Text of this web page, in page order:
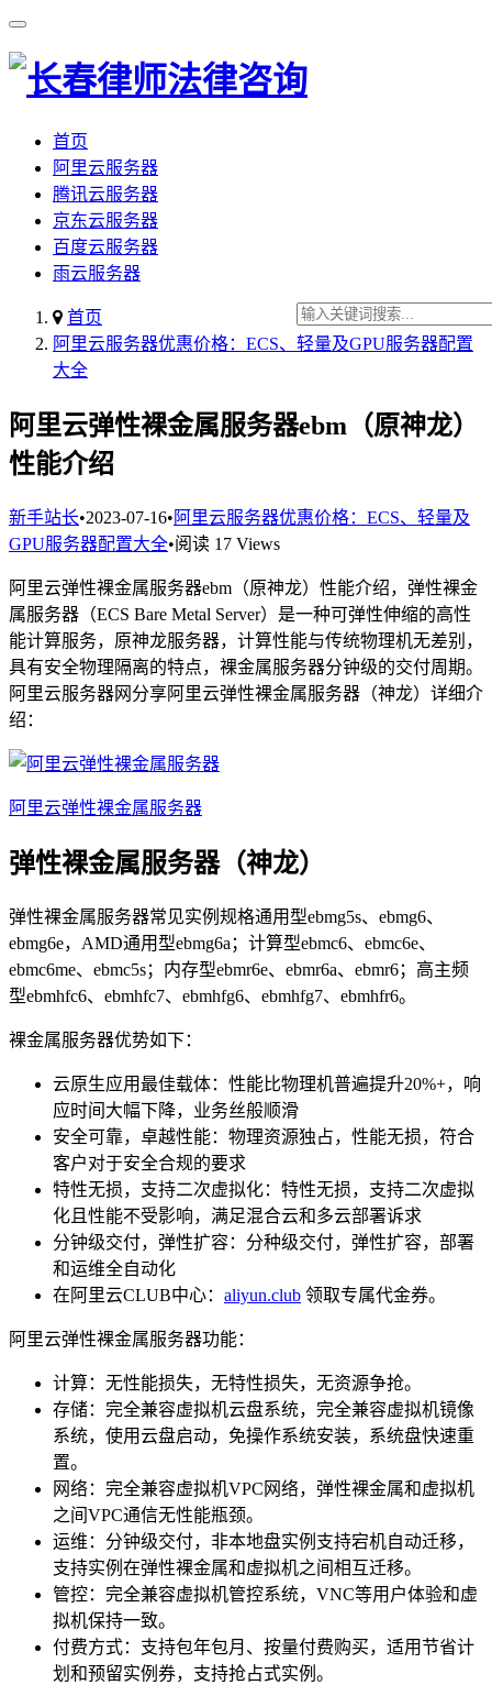
首页
阿里云服务器
腾讯云服务器
京东云服务器
百度云服务器
雨云服务器
首页
阿里云服务器优惠价格：ECS、轻量及GPU服务器配置
大全
阿里云弹性裸金属服务器ebm（原神龙）
性能介绍
新手站长•2023-07-16• 阿里云服务器优惠价格：ECS、轻量及
GPU服务器配置大全•阅读 17 Views
阿里云弹性裸金属服务器ebm（原神龙）性能介绍，弹性裸金
属服务器（ECS Bare Metal Server）是一种可弹性伸缩的高性
能计算服务，原神龙服务器，计算性能与传统物理机无差别，
具有安全物理隔离的特点，裸金属服务器分钟级的交付周期。
阿里云服务器网分享阿里云弹性裸金属服务器（神龙）详细介
绍：
阿里云弹性裸金属服务器
弹性裸金属服务器（神龙）
弹性裸金属服务器常见实例规格通用型ebmg5s、ebmg6、
ebmg6e，AMD通用型ebmg6a；计算型ebmc6、ebmc6e、
ebmc6me、ebmc5s；内存型ebmr6e、ebmr6a、ebmr6；高主频
型ebmhfc6、ebmhfc7、ebmhfg6、ebmhfg7、ebmhfr6。
裸金属服务器优势如下：
云原生应用最佳载体：性能比物理机普遍提升20%+，响
应时间大幅下降，业务丝般顺滑
安全可靠，卓越性能：物理资源独占，性能无损，符合
客户对于安全合规的要求
特性无损，支持二次虚拟化：特性无损，支持二次虚拟
化且性能不受影响，满足混合云和多云部署诉求
分钟级交付，弹性扩容：分种级交付，弹性扩容，部署
和运维全自动化
在阿里云CLUB中心： aliyun.club 领取专属代金券。
阿里云弹性裸金属服务器功能：
计算：无性能损失，无特性损失，无资源争抢。
存储：完全兼容虚拟机云盘系统，完全兼容虚拟机镜像
系统，使用云盘启动，免操作系统安装，系统盘快速重
置。
网络：完全兼容虚拟机VPC网络，弹性裸金属和虚拟机
之间VPC通信无性能瓶颈。
运维：分钟级交付，非本地盘实例支持宕机自动迁移，
支持实例在弹性裸金属和虚拟机之间相互迁移。
管控：完全兼容虚拟机管控系统，VNC等用户体验和虚
拟机保持一致。
付费方式：支持包年包月、按量付费购买，适用节省计
划和预留实例券，支持抢占式实例。